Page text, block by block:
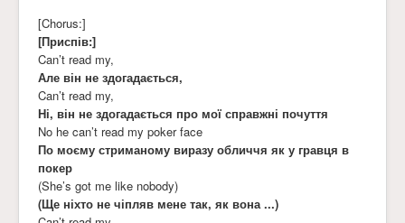
[Chorus:]
[Приспів:]
Can’t read my,
Але він не здогадається,
Can’t read my,
Ні, він не здогадається про мої справжні почуття
No he can’t read my poker face
По моєму стриманому виразу обличчя як у гравця в
покер
(She’s got me like nobody)
(Ще ніхто не чіпляв мене так, як вона ...)